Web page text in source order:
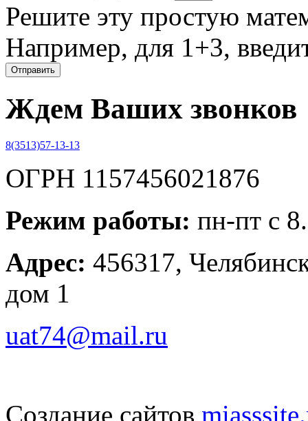
Решите эту простую
Например, для 1+3,
Ждем Ваших звонков
8(3513)57-13-13
ОГРН 1157456021876
Режим работы: пн-пт с
Адрес: 456317,
дом 1
uat74@mail.ru
Создание сайтов